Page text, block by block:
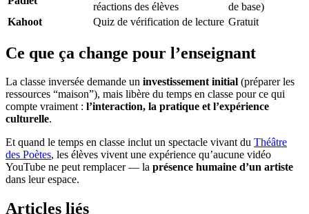
réactions des élèves
de base)
Kahoot
Quiz de vérification de lecture Gratuit
Ce que ça change pour l’enseignant
La classe inversée demande un investissement initial (préparer les
ressources “maison”), mais libère du temps en classe pour ce qui
compte vraiment : l’interaction, la pratique et l’expérience
culturelle.
Et quand le temps en classe inclut un spectacle vivant du Théâtre
des Poètes, les élèves vivent une expérience qu’aucune vidéo
YouTube ne peut remplacer — la présence humaine d’un artiste
dans leur espace.
Articles liés